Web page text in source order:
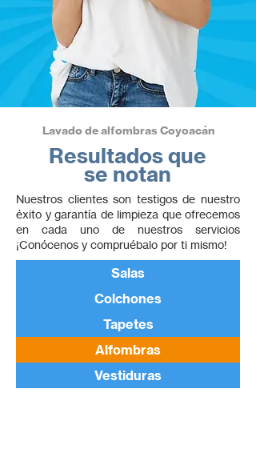
Lavado de alfombras Coyoacán
Resultados que
se notan
Nuestros clientes son testigos de nuestro
éxito y garantía de limpieza que ofrecemos
en cada uno de nuestros servicios
¡Conócenos y compruébalo por ti mismo!
Salas
Colchones
Tapetes
Alfombras
Vestiduras